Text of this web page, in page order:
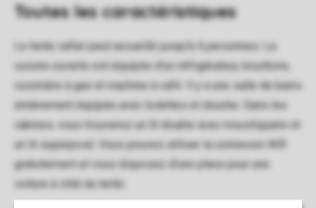
Toutesles caractéristiques
Le tente safari peut accueillir jusqu'à 4 personnes. La
cuisine ouverte est équipée d'un réfrigérateur, bouilloire,
cuisinière à gaz et machine à café. Il y a une salle de bains
entièrement équipée avec toilettes et douche. Dans les
cabines, vous trouverez un lit double avec moustiquaire et
un lit superposé. Vous pouvez utiliser la connexion Wifi
gratuitement et vous disposez d’une place pour une
voiture à côté du tente.